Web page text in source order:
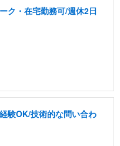
ッシュ ゲーミング/勉強/事
ェア (ブラック)
ート 90度跳ね上げ式アーム
ハンガー付き 高反発クッシ
チェア (ホワイト)
ポート付き 腰サポート ガ
転 キャスター付き コンパク
高さ調整 スイベル VESA対
向け
24” Essential ゲーミン
チ 1ms FHD 量子ドット 残
枚入 (x 1) (ケース販売)
シーツ 超厚型 お徳用 レギ
限定】
ク・在宅勤務可/週休2日
験OK/技術的な問い合わ